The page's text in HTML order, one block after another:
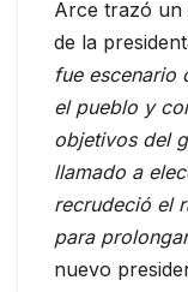
Arce trazó un
de la
fue escenario
el pueblo y
objetivos del
llamado a
recrudeció el
para
nuevo